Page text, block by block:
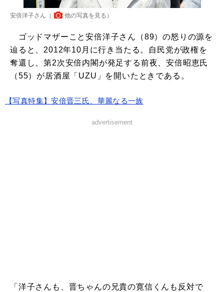
安倍洋子さん（ 他の写真を見る ）
ゴッドマザーこと安倍洋子さん（89）の怒りの源を
辿ると、2012年10月に行き当たる。自民党が政権を
奪還し、第2次安倍内閣が発足する前夜、安倍昭恵氏
（55）が居酒屋「UZU」を開いたときである。
【写真特集】安倍晋三氏、華麗なる一族
advertisement
「洋子さんも、晋ちゃんの兄貴の寛信くんも反対で